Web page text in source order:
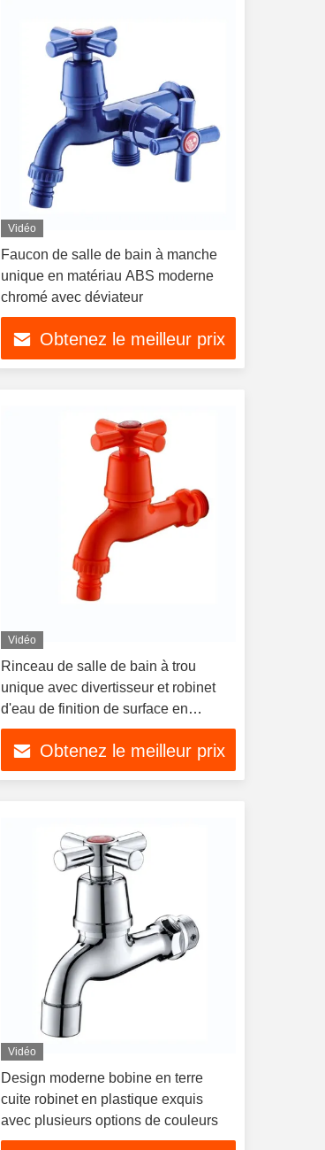
Vidéo
Faucon de salle de bain à manche
unique en matériau ABS moderne
chromé avec déviateur
Obtenez le meilleur prix
Vidéo
Rinceau de salle de bain à trou
unique avec divertisseur et robinet
d'eau de finition de surface en
chrome
Obtenez le meilleur prix
Vidéo
Design moderne bobine en terre
cuite robinet en plastique exquis
avec plusieurs options de couleurs